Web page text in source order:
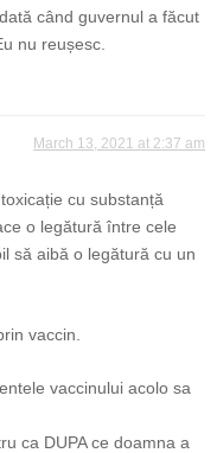
când guvernul a făcut
nu reușesc.
March 13, 2021 at 2:37 am
cu substanță
o legătură între cele
să aibă o legătură cu un
vaccin.
vaccinului acolo sa
ca DUPA ce doamna a